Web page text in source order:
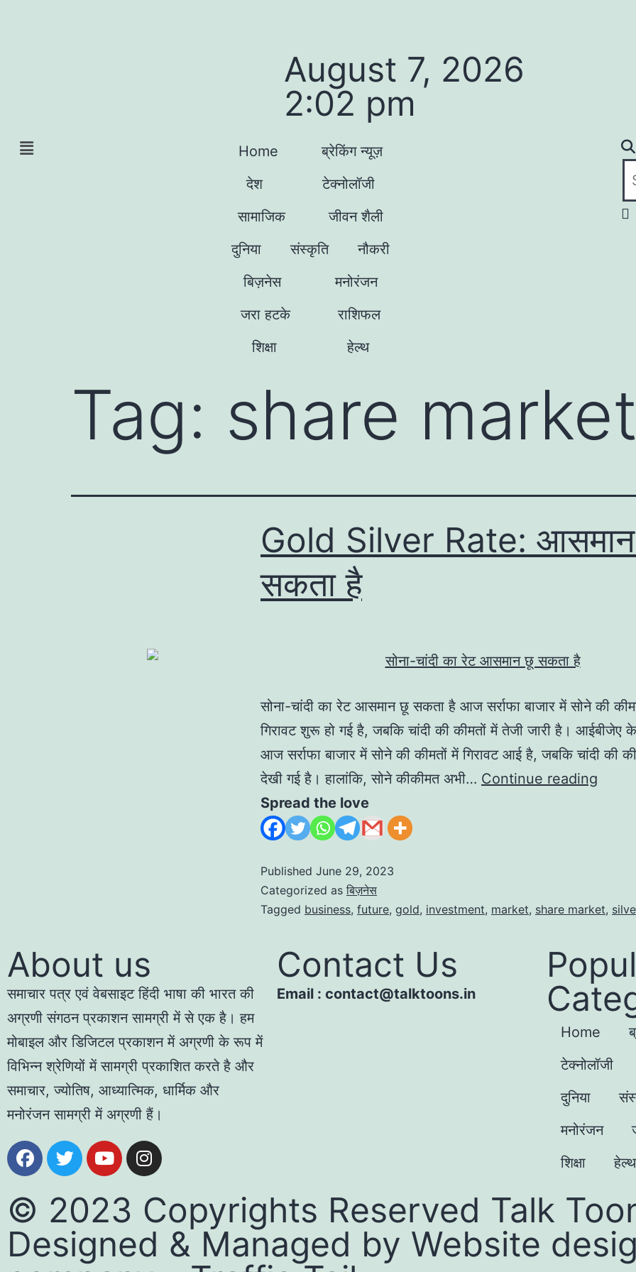
August 7, 2026
2:02 pm
Home
ब्रेकिंग न्यूज़
देश
टेक्नोलॉजी
सामाजिक
जीवन शैली
दुनिया
संस्कृति
नौकरी
बिज़नेस
मनोरंजन
जरा हटके
राशिफल
शिक्षा
हेल्थ
Tag: share
Gold Silver Rate:
सकता है
सोना-चांदी का रेट आसमान छू सकता है आज सर्राफा बाजार में सोने की
गिरावट शुरू हो गई है, जबकि चांदी की कीमतों में तेजी जारी है। आईबीजेए
आज सर्राफा बाजार में सोने की कीमतों में गिरावट आई है, जबकि चांदी की
देखी गई है। हालांकि, सोने कीकीमत अभी… Continue reading
Spread the love
Published June 29, 2023
Categorized as बिज़नेस
Tagged business, future, gold, investment, market, share market,
About us
समाचार पत्र एवं वेबसाइट हिंदी भाषा की भारत की
अग्रणी संगठन प्रकाशन सामग्री में से एक है। हम
मोबाइल और डिजिटल प्रकाशन में अग्रणी के रूप में
विभिन्न श्रेणियों में सामग्री प्रकाशित करते है और
समाचार, ज्योतिष, आध्यात्मिक, धार्मिक और
मनोरंजन सामग्री में अग्रणी हैं।
Contact Us
Email : contact@talktoons.in
Home
टेक्नोलॉजी
दुनिया
मनोरंजन
शिक्षा
हेल्थ
© 2023 Copyrights Reserved Talk
Designed & Managed by Website